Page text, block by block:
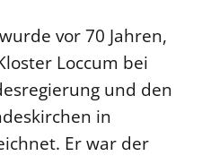
vor 70 Jahren,
Loccum bei
und den
in
Er war der